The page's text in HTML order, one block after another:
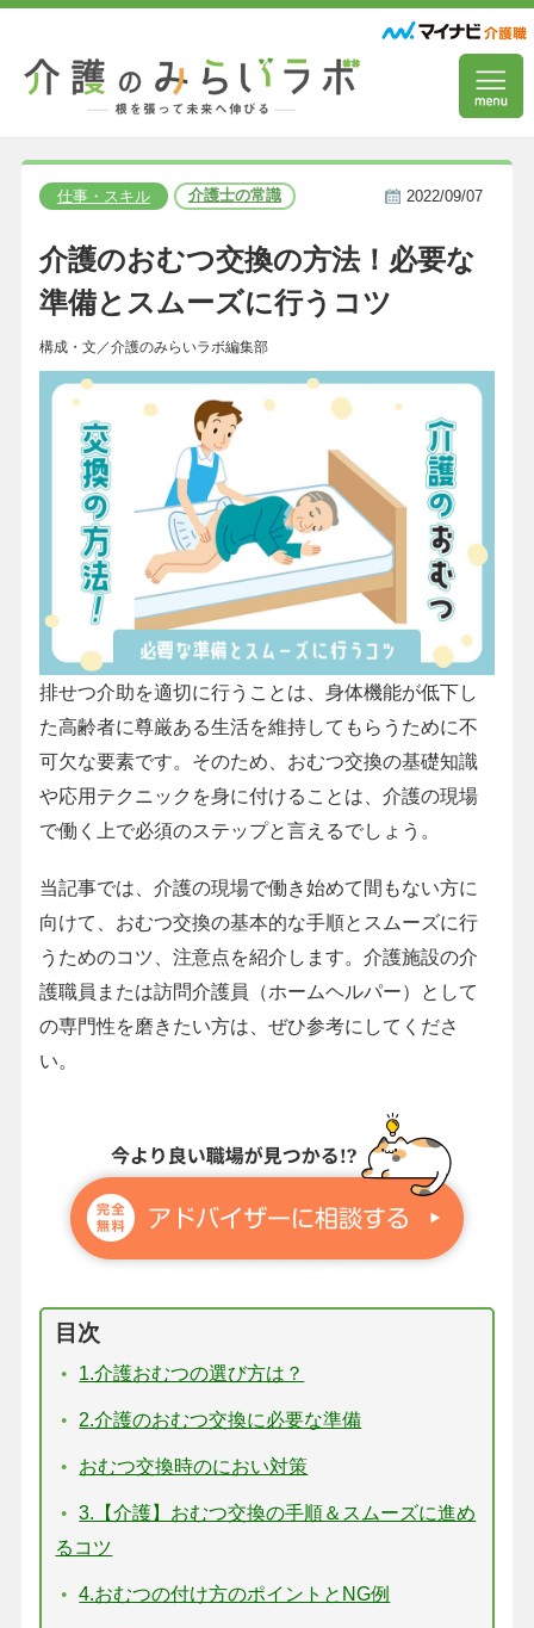
仕事・スキル 介護士の常識 2022/09/07
介護のおむつ交換の方法！必要な
準備とスムーズに行うコツ
構成・文／介護のみらいラボ編集部
排せつ介助を適切に行うことは、身体機能が低下し
た高齢者に尊厳ある生活を維持してもらうために不
可欠な要素です。そのため、おむつ交換の基礎知識
や応用テクニックを身に付けることは、介護の現場
で働く上で必須のステップと言えるでしょう。
当記事では、介護の現場で働き始めて間もない方に
向けて、おむつ交換の基本的な手順とスムーズに行
うためのコツ、注意点を紹介します。介護施設の介
護職員または訪問介護員（ホームヘルパー）として
の専門性を磨きたい方は、ぜひ参考にしてくださ
い。
目次
1.介護おむつの選び方は？
2.介護のおむつ交換に必要な準備
おむつ交換時のにおい対策
3.【介護】おむつ交換の手順＆スムーズに進め
るコツ
4.おむつの付け方のポイントとNG例